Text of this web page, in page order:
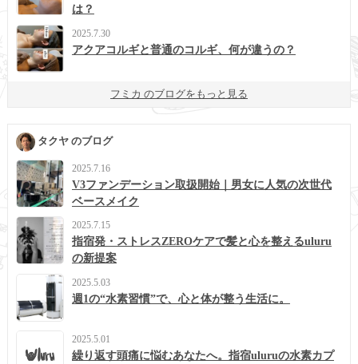
は？
2025.7.30
アクアコルギと普通のコルギ、何が違うの？
フミカ のブログをもっと見る
タクヤ のブログ
2025.7.16
V3ファンデーション取扱開始｜男女に人気の次世代
ベースメイク
2025.7.15
指宿発・ストレスZEROケアで髪と心を整えるuluru
の新提案
2025.5.03
週1の“水素習慣”で、心と体が整う生活に。
2025.5.01
繰り返す頭痛に悩むあなたへ。指宿uluruの水素カプ